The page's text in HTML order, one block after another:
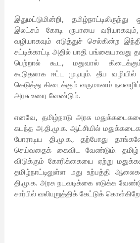
இதுமட்டுமின்றி,
இலட்சம் கோடி ரூபாயை
வழியாகவும் எடுத்துச் செல்கின்ற
சுட்டிக்காட்டி அதில் பாதி பங்கையாவது
பெற்றால் கூட, மதுவால்
கூடுதலாக ஈட்ட முடியும். தீய
கெடுத்து கிடைக்கும் வருமானம்
அரசு உணர வேண்டும்.
எனவே, தமிழ்நாடு அரசு
கடந்த அ.தி.மு.க. ஆட்சியில்
போராடிய தி.மு.க., தற்போது
செய்வதைக் கைவிட வேண்டும். தமிழ்
விடுக்கும் கோரிக்கையை ஏற்று
தமிழ்நாட்டிலுள்ள மது உற்பத்தி
தி.மு.க. அரசு நடவடிக்கை எடுக்க
சார்பில் வலியுறுத்திக் கேட்டுக்